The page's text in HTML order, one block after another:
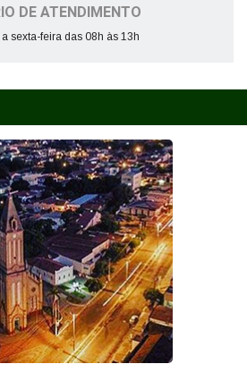
DE ATENDIMENTO
sexta-feira das 08h às 13h